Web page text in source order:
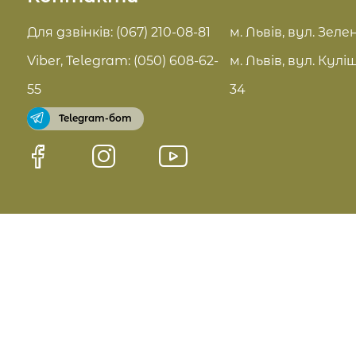
Pro Age догляд
Договір оферти
Для дзвінків: (067) 210-08-81
Viber, Telegram: (050) 608-62-
55
Telegram-бот
м. Львів, вул.
м. Львів, вул.
34